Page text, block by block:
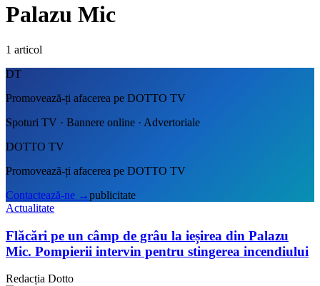
Palazu Mic
1 articol
DT
Promovează-ți afacerea pe DOTTO TV
Spoturi TV · Bannere online · Advertoriale
DOTTO TV
Promovează-ți afacerea pe DOTTO TV
Contactează-ne →publicitate
Actualitate
Flăcări pe un câmp de grâu la ieșirea din Palazu
Mic. Pompierii intervin pentru stingerea incendiului
Redacția Dotto